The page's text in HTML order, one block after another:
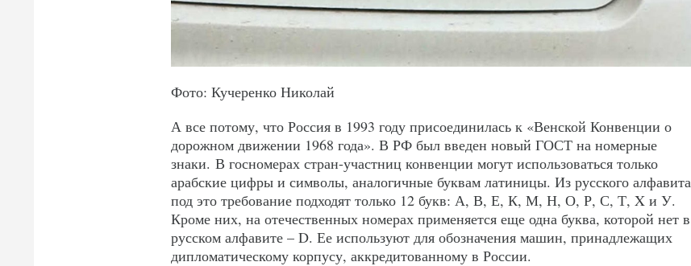
Фото: Кучеренко Николай
А все потому, что Россия в 1993 году присоединилась к «Венской Конвенции о
дорожном движении 1968 года». В РФ был введен новый ГОСТ на номерные
знаки. В госномерах стран-участниц конвенции могут использоваться только
арабские цифры и символы, аналогичные буквам латиницы. Из русского алфавита
под это требование подходят только 12 букв: А, В, Е, К, М, Н, О, Р, С, Т, X и У.
Кроме них, на отечественных номерах применяется еще одна буква, которой нет в
русском алфавите – D. Ее используют для обозначения машин, принадлежащих
дипломатическому корпусу, аккредитованному в России.